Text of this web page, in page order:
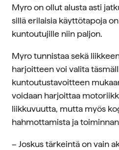
Myro on ollut alusta asti
sillä erilaisia käyttötapoja
kuntoutujille niin paljon.
Myro tunnistaa sekä
harjoitteen voi valita
kuntoutustavoitteen
voidaan harjoittaa
liikkuvuutta, mutta myös
hahmottamista ja
– Joskus tärkeintä on vain